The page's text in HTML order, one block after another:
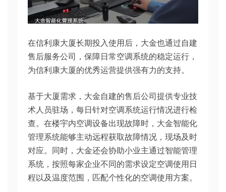
在信利康大厦长期投入使用后，大金也通过自建
售后服务公司，保障日常空调系统的稳定运行，
为信利康大厦的优秀运营提供强有力的支持。
基于大厦需求，大金自建的售后公司提供专业技
术人员驻场，每日针对空调系统运行情况进行检
查。在楼宇内空调设备出现故障时，大金智能化
管理系统能够主动远程获取故障情况，现场及时
对应。同时，大金还会协助小业主通过智能管理
系统，按照每家企业不同的需求设定空调使用日
程以及温度范围，匹配个性化的空调使用方案。